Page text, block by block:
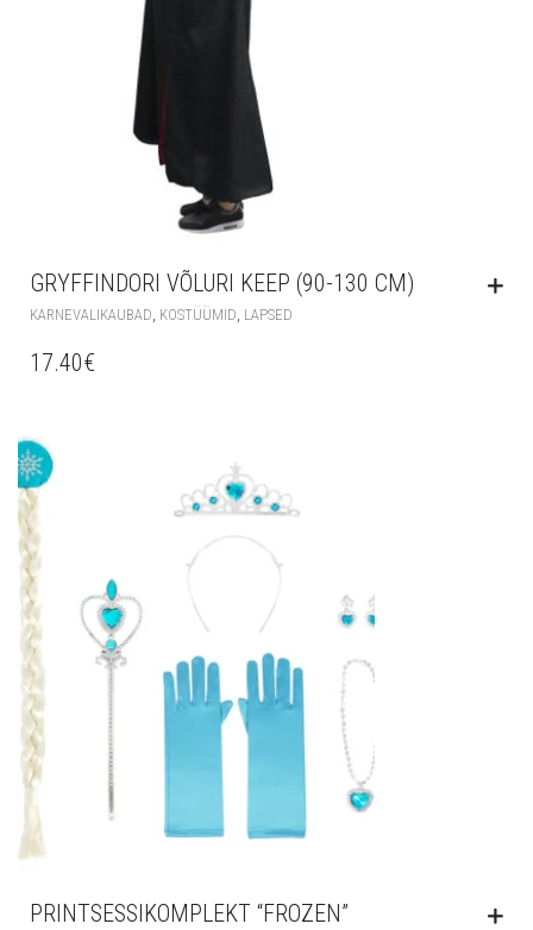
GRYFFINDORI VÕLURI KEEP (90-130 CM)
KARNEVALIKAUBAD KOSTÜÜMID LAPSED
17.40€
PRINTSESSIKOMPLEKT “FROZEN”